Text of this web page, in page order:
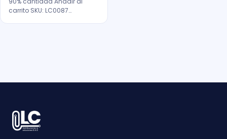
carrito SKU: LC0087…